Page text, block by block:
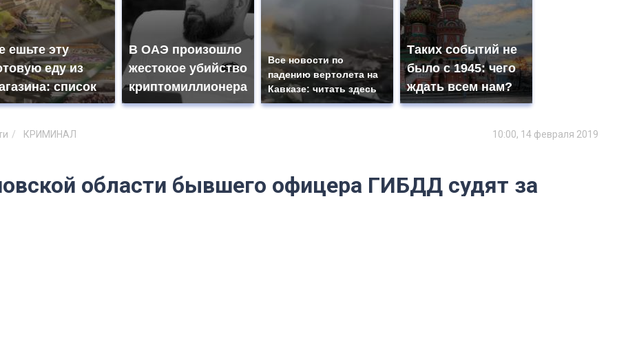
ешьте эту
еду из
список
В ОАЭ произошло
жестокое убийство
криптомиллионера
Все новости по
падению вертолета на
Кавказе: читать здесь
Таких событий не
было с 1945: чего
ждать всем нам?
КРИМИНАЛ 10:00, 14 февраля 2019
области бывшего офицера ГИБДД судят за